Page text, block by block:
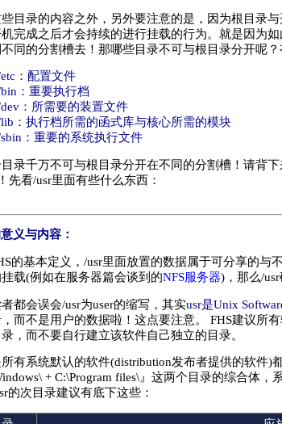
目录的内容之外，另外要注意的是，因为根目录
完成之后才会持续的进行挂载的行为。就是因为
同的分割槽去！那哪些目录不可与根目录分开呢？
：配置文件
：重要执行档
：所需要的装置文件
：执行档所需的函式库与核心所需的模块
：重要的系统执行文件
录千万不可与根目录分开在不同的分割槽！请背
先看/usr里面有些什么东西：
义与内容：
的基本定义，/usr里面放置的数据属于可分享的与
载(例如在服务器篇会谈到的NFS服务器)，那么/
都会误会/usr为user的缩写，其实usr是Unix
而不是用户的数据啦！这点要注意。 FHS建议所
，而不要自行建立该软件自己独立的目录。
所有系统默认的软件(distribution发布者提供的软件)
+ C:\Program files\』这两个目录的综合体
的次目录建议有底下这些：